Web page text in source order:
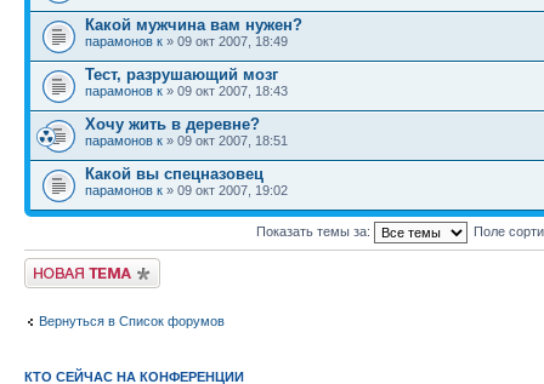
Какой мужчина вам нужен?
парамонов к » 09 окт 2007, 18:49
Тест, разрушающий мозг
парамонов к » 09 окт 2007, 18:43
Хочу жить в деревне?
парамонов к » 09 окт 2007, 18:51
Какой вы спецназовец
парамонов к » 09 окт 2007, 19:02
Показать темы за: Поле
Новая тема
Вернуться в Список форумов
КТО СЕЙЧАС НА КОНФЕРЕНЦИИ